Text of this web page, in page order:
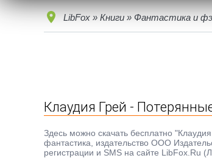
LibFox » Книги » Фантастика и
Клаудия Грей -
Здесь можно скачать бесплатно
фантастика, издательство ООО
регистрации и SMS на сайте LibFox.Ru